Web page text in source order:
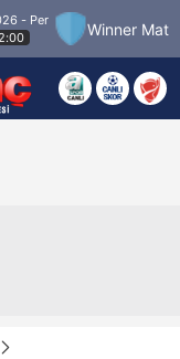
Winner Match 3